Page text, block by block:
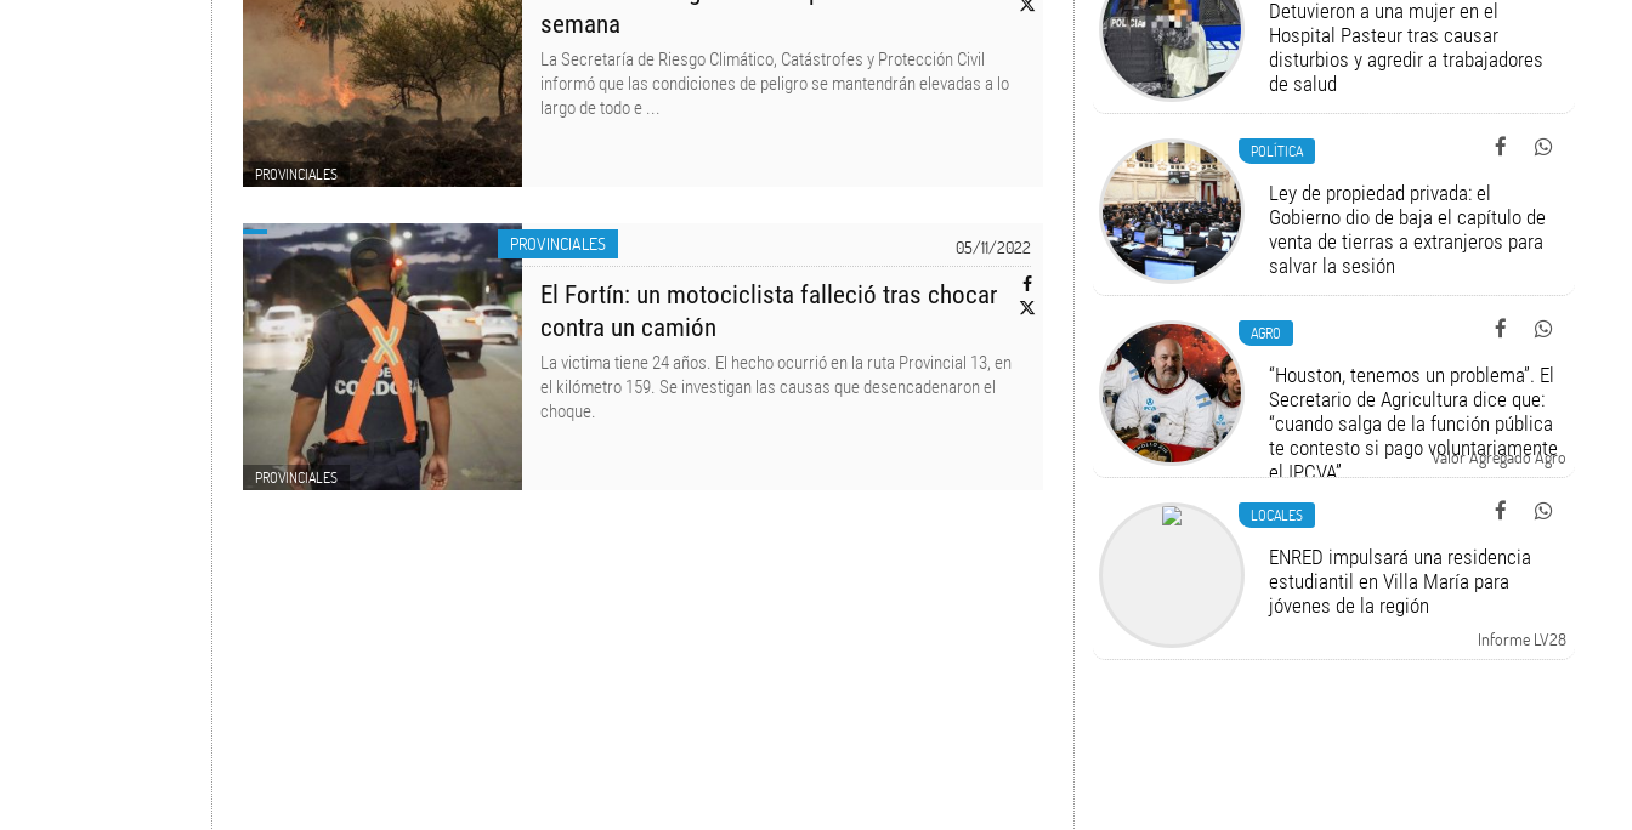
PROVINCIALES
semana
La Secretaría de Riesgo Climático, Catástrofes y Protección Civil
informó que las condiciones de peligro se mantendrán elevadas a lo
largo de todo e ...
05/11/2022
PROVINCIALES
PROVINCIALES
El Fortín: un motociclista falleció tras chocar
contra un camión
La victima tiene 24 años. El hecho ocurrió en la ruta Provincial 13, en
el kilómetro 159. Se investigan las causas que desencadenaron el
choque.
Detuvieron a una mujer en el
Hospital Pasteur tras causar
disturbios y agredir a trabajadores
de salud
POLÍTICA
Ley de propiedad privada: el
Gobierno dio de baja el capítulo de
venta de tierras a extranjeros para
salvar la sesión
AGRO
“Houston, tenemos un problema”. El
Secretario de Agricultura dice que:
“cuando salga de la función pública
te contesto si pago voluntariamente
el IPCVA”
Valor Agregado Agro
LOCALES
ENRED impulsará una residencia
estudiantil en Villa María para
jóvenes de la región
Informe LV28